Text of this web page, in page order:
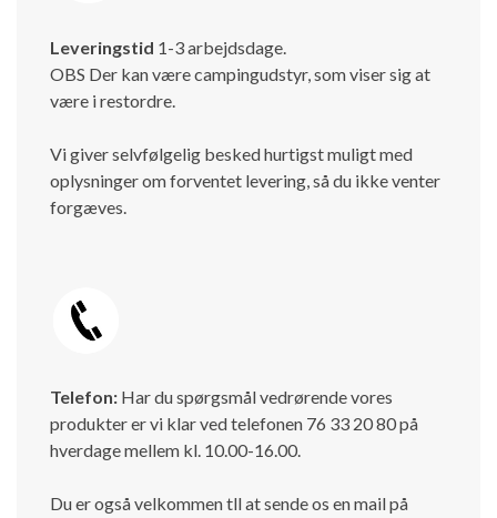
Leveringstid 1-3 arbejdsdage.
OBS Der kan være campingudstyr, som viser sig at
være i restordre.
Vi giver selvfølgelig besked hurtigst muligt med
oplysninger om forventet levering, så du ikke venter
forgæves.
Telefon: Har du spørgsmål vedrørende vores
produkter er vi klar ved telefonen 76 33 20 80 på
hverdage mellem kl. 10.00-16.00.
Du er også velkommen tll at sende os en mail på